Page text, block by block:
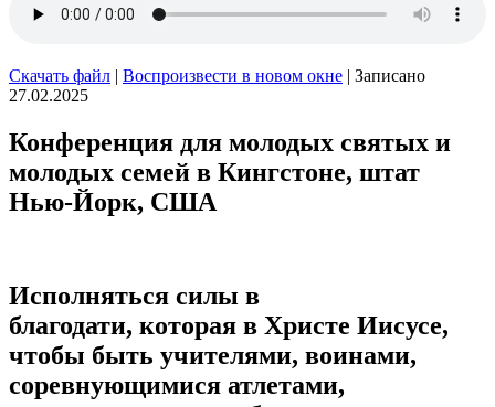
Скачать файл | Воспроизвести в новом окне | Записано
27.02.2025
Конференция для молодых святых и
молодых семей в Кингстоне, штат
Нью-Йорк, США
Исполняться силы в
благодати, которая в Христе Иисусе,
чтобы быть учителями, воинами,
соревнующимися атлетами,